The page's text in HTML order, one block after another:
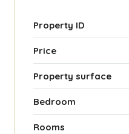
Property ID
Price
Property surface
Bedroom
Rooms